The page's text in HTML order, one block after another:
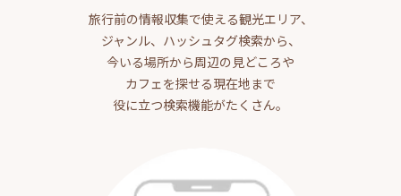
旅行前の情報収集で使える観光エリア、
ジャンル、ハッシュタグ検索から、
今いる場所から周辺の見どころや
カフェを探せる現在地まで
役に立つ検索機能がたくさん。